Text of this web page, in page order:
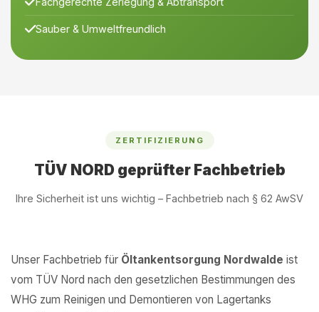
Sauber & Umweltfreundlich
ZERTIFIZIERUNG
TÜV NORD geprüfter Fachbetrieb
Ihre Sicherheit ist uns wichtig – Fachbetrieb nach § 62 AwSV
Unser Fachbetrieb für Öltankentsorgung Nordwalde ist
vom TÜV Nord nach den gesetzlichen Bestimmungen des
WHG zum Reinigen und Demontieren von Lagertanks